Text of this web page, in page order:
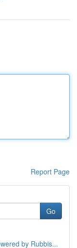
Report Page
Go
by Rubbis...